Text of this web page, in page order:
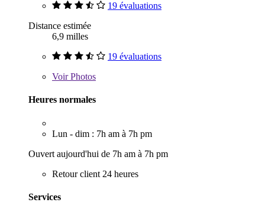
19 évaluations
Distance estimée
6,9 milles
19 évaluations
VoirPhotos
Heures normales
Lun - dim : 7h am à 7h pm
Ouvert aujourd'hui de 7h am à 7h pm
Retour client 24 heures
Services